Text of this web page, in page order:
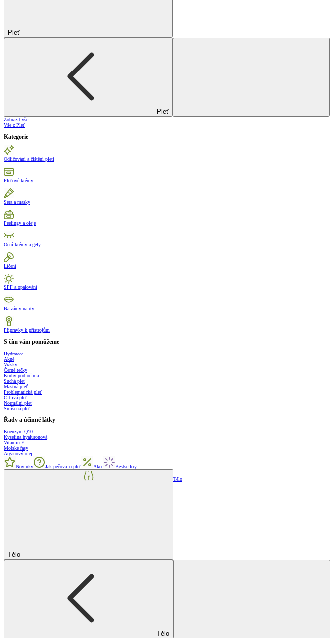
Pleť
Pleť
Zobrazit vše
Vše z Pleť
Kategorie
Odličování a čištění pleti
Pleťové krémy
Séra a masky
Peelingy a oleje
Oční krémy a gely
Líčení
SPF a opalování
Balzámy na rty
Přípravky k přístrojům
S čím vám pomůžeme
Hydratace
Akné
Vrásky
Černé tečky
Kruhy pod očima
Suchá pleť
Mastná pleť
Problematická pleť
Citlivá pleť
Normální pleť
Smíšená pleť
Řady a účinné látky
Koenzym Q10
Kyselina hyaluronová
Vitamin E
Mořské řasy
Arganový olej
Novinky Jak pečovat o pleť Akce Bestsellery
Tělo
Tělo
Tělo